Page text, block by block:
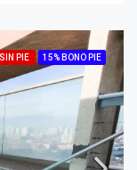
SIN PIE 15% BONO PIE